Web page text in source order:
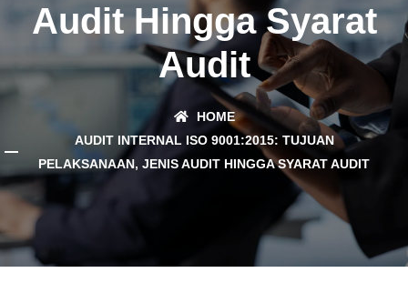
Audit Hingga Syarat
Audit
HOME
AUDIT INTERNAL ISO 9001:2015: TUJUAN
PELAKSANAAN, JENIS AUDIT HINGGA SYARAT AUDIT